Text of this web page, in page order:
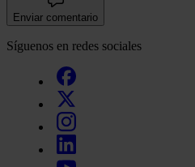
Enviar comentario
Síguenos en redes sociales